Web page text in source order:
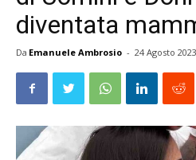
diventata
Da Emanuele Ambrosio - 24 Agosto 2023